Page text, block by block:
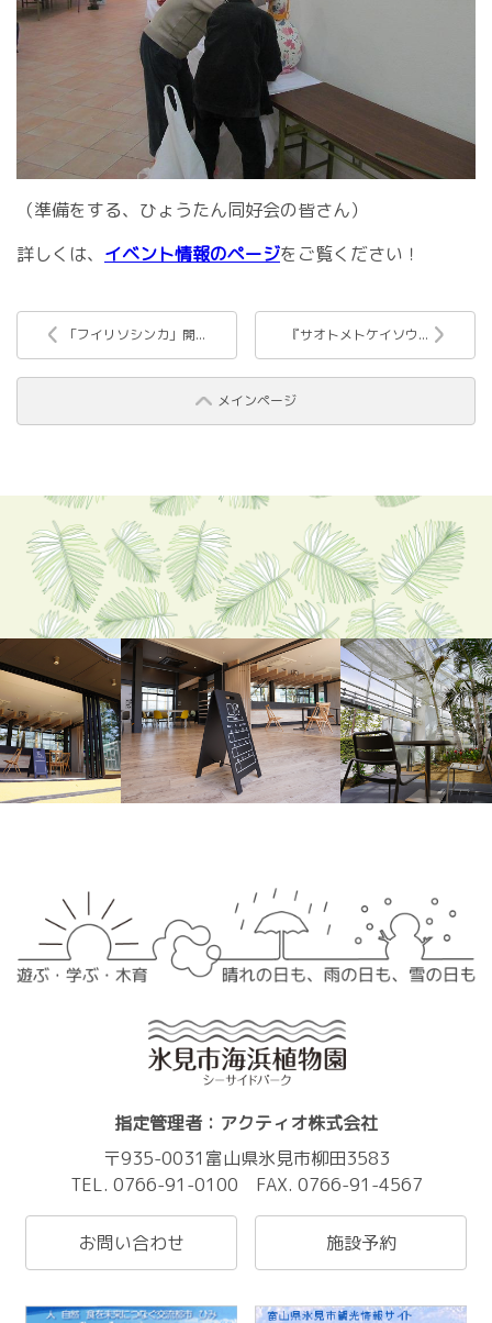
（準備をする、ひょうたん同好会の皆さん）
詳しくは、 イベント情報のページをご覧ください！
「フイリソシンカ」開...
メインページ
『サオトメトケイソウ...
指定管理者：アクティオ株式会社
〒935-0031富山県氷見市柳田3583
TEL. 0766-91-0100 FAX. 0766-91-4567
お問い合わせ 施設予約